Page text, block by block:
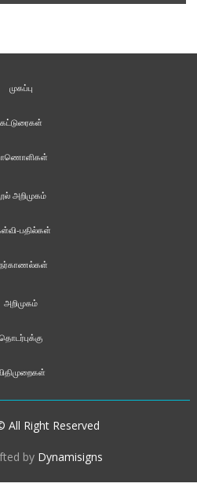
முகப்பு
கட்டுரைகள்
அறிமுகம்
பதில்கள்
அறிமுகம்
தொடர்புக்கு
All Right Reserved
by Dynamisigns